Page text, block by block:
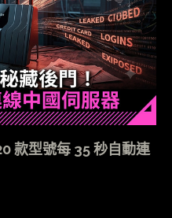
款型號每 35 秒自動連